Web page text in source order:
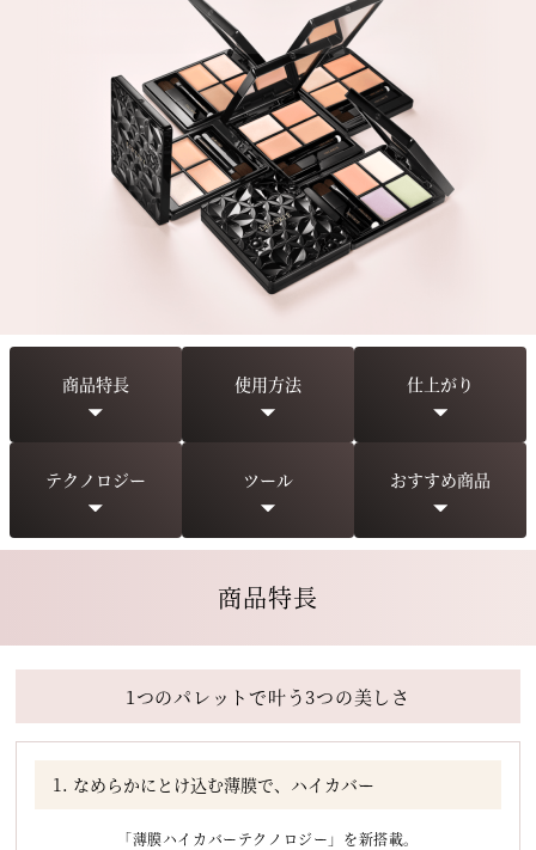
色と光を緻密に操り、クマ、シミ、色ムラを自然にカバー。
覆い隠すのではなく、素肌を描き替えたかのように整う。
粉感なく、薄く軽やかに密着するのに、ハイカバー。
それは、新感覚の美肌補整。
時間が経っても乾燥やひび割れを感じさせず、
つけたての美しさが続く。
理想の素肌感が、現実になる。
商品特長 使用方法 仕上がり
テクノロジー ツール おすすめ商品
商品特長
1つのパレットで叶う3つの美しさ
1. なめらかにとけ込む薄膜で、ハイカバー
「薄膜ハイカバーテクノロジー」を新搭載。